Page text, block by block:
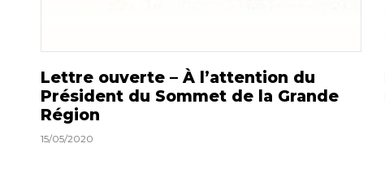
Lettre ouverte – À l’attention du
Président du Sommet de la Grande
Région
15/05/2020